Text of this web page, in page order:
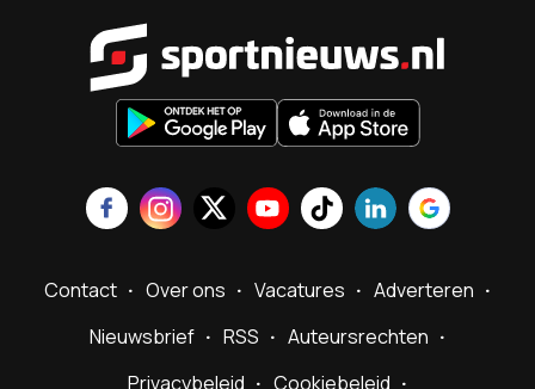
Contact Over ons Vacatures
Adverteren
Nieuwsbrief
RSS
Auteursrechten
Privacybeleid
Cookiebeleid